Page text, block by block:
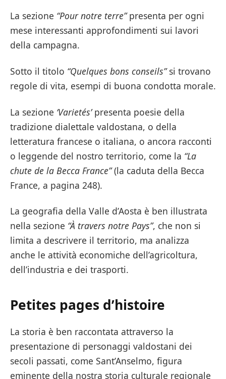
La sezione “Pour notre terre”presenta per ogni
mese interessanti approfondimenti sui lavori
della campagna.
Sotto il titolo “Quelques bons conseils”si trovano
regole di vita, esempi di buona condotta morale.
La sezione ‘Varietés’presenta poesie della
tradizione dialettale valdostana, o della
letteratura francese o italiana, o ancora racconti
o leggende del nostro territorio, come la “La
chute de la Becca France”(la caduta della Becca
France, a pagina 248).
La geografia della Valle d’Aosta è ben illustrata
nella sezione “À travers notre Pays”, che non si
limita a descrivere il territorio, ma analizza
anche le attività economiche dell’agricoltura,
dell’industria e dei trasporti.
Petites pages d’histoire
La storia è ben raccontata attraverso la
presentazione di personaggi valdostani dei
secoli passati, come Sant’Anselmo, figura
eminente della nostra storia culturale regionale